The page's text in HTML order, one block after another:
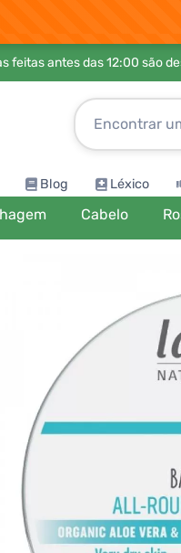
feitas antes das 12:00 são
Blog Léxico
Cabelo